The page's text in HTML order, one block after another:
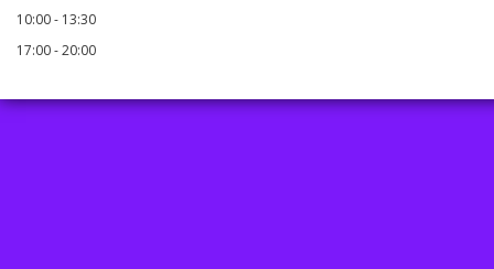
10:00 - 13:30
17:00 - 20:00